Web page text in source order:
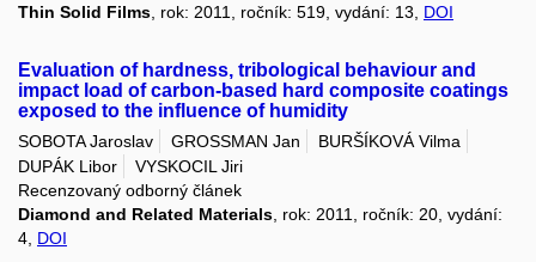
Thin Solid Films, rok: 2011, ročník: 519, vydání: 13, DOI
Evaluation of hardness, tribological behaviour and
impact load of carbon-based hard composite coatings
exposed to the influence of humidity
SOBOTA Jaroslav GROSSMAN Jan
BURŠÍKOVÁ Vilma
DUPÁK Libor
VYSKOCIL Jiri
Recenzovaný odborný článek
Diamond and Related Materials , rok: 2011, ročník: 20, vydání:
4, DOI